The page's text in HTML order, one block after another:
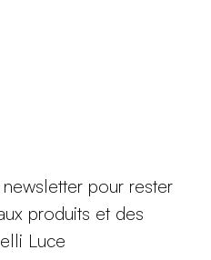
pour rester
produits et des
Luce